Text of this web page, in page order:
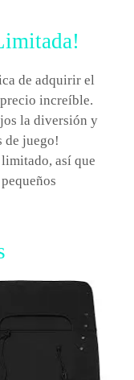
de adquirir el
increíble.
la diversión y
de juego!
así que